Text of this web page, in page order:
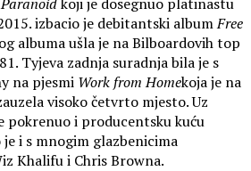
izbacio je debitantski albumFree
albuma ušla je na Bilboardovih top
Tyjeva zadnja suradnja bila je s
na pjesmi Work from Homekoja je na
visoko četvrto mjesto. Uz
pokrenuo i producentsku kuću
je i s mnogim glazbenicima
Khalifu i Chris Browna.